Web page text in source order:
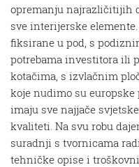
opremanju najrazličitijih
sve interijerske
fiksirane u pod, s
potrebama investitora ili
kotačima, s izvlačnim
koje nudimo su
imaju sve najjače
kvaliteti. Na svu robu
suradnji s tvornicama
tehničke opise i